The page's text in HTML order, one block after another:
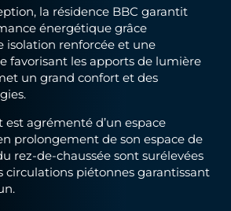
la résidence BBC garantit
énergétique grâce
isolation renforcée et une
favorisant les apports de lumière
un grand confort et des
agrémenté d’un espace
prolongement de son espace de
rez-de-chaussée sont surélevées
circulations piétonnes garantissant